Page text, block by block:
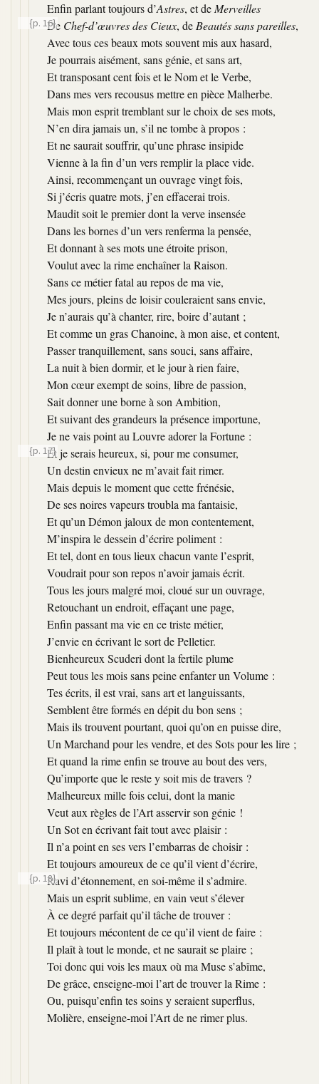
Enfin parlant toujours d’Astres, et de Merveilles
{p. 16}
De Chef-d’œuvres des Cieux, de Beautés sans pareilles,
Avec tous ces beaux mots souvent mis aux hasard,
Je pourrais aisément, sans génie, et sans art,
Et transposant cent fois et le Nom et le Verbe,
Dans mes vers recousus mettre en pièce Malherbe.
Mais mon esprit tremblant sur le choix de ses mots,
N’en dira jamais un, s’il ne tombe à propos :
Et ne saurait souffrir, qu’une phrase insipide
Vienne à la fin d’un vers remplir la place vide.
Ainsi, recommençant un ouvrage vingt fois,
Si j’écris quatre mots, j’en effacerai trois.
Maudit soit le premier dont la verve insensée
Dans les bornes d’un vers renferma la pensée,
Et donnant à ses mots une étroite prison,
Voulut avec la rime enchaîner la Raison.
Sans ce métier fatal au repos de ma vie,
Mes jours, pleins de loisir couleraient sans envie,
Je n’aurais qu’à chanter, rire, boire d’autant ;
Et comme un gras Chanoine, à mon aise, et content,
Passer tranquillement, sans souci, sans affaire,
La nuit à bien dormir, et le jour à rien faire,
Mon cœur exempt de soins, libre de passion,
Sait donner une borne à son Ambition,
Et suivant des grandeurs la présence importune,
Je ne vais point au Louvre adorer la Fortune :
{p. 17}Et je serais heureux, si, pour me consumer,
Un destin envieux ne m’avait fait rimer.
Mais depuis le moment que cette frénésie,
De ses noires vapeurs troubla ma fantaisie,
Et qu’un Démon jaloux de mon contentement,
M’inspira le dessein d’écrire poliment :
Et tel, dont en tous lieux chacun vante l’esprit,
Voudrait pour son repos n’avoir jamais écrit.
Tous les jours malgré moi, cloué sur un ouvrage,
Retouchant un endroit, effaçant une page,
Enfin passant ma vie en ce triste métier,
J’envie en écrivant le sort de Pelletier.
Bienheureux Scuderi dont la fertile plume
Peut tous les mois sans peine enfanter un Volume :
Tes écrits, il est vrai, sans art et languissants,
Semblent être formés en dépit du bon sens ;
Mais ils trouvent pourtant, quoi qu’on en puisse dire,
Un Marchand pour les vendre, et des Sots pour les lire ;
Et quand la rime enfin se trouve au bout des vers,
Qu’importe que le reste y soit mis de travers ?
Malheureux mille fois celui, dont la manie
Veut aux règles de l’Art asservir son génie !
Un Sot en écrivant fait tout avec plaisir :
Il n’a point en ses vers l’embarras de choisir :
Et toujours amoureux de ce qu’il vient d’écrire,
{p. 18}Ravi d’étonnement, en soi-même il s’admire.
Mais un esprit sublime, en vain veut s’élever
À ce degré parfait qu’il tâche de trouver :
Et toujours mécontent de ce qu’il vient de faire :
Il plaît à tout le monde, et ne saurait se plaire ;
Toi donc qui vois les maux où ma Muse s’abîme,
De grâce, enseigne-moi l’art de trouver la Rime :
Ou, puisqu’enfin tes soins y seraient superflus,
Molière, enseigne-moi l’Art de ne rimer plus.